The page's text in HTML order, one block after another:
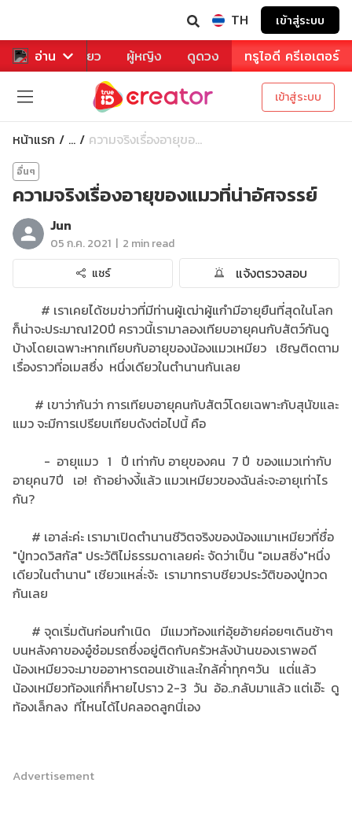
TH เข้าสู่ระบบ
อ่าน
หาร ท่องเที่ยว ผู้หญิง ดูดวง ทรูไอดี ครีเอเตอร์
เข้าสู่ระบบ
หน้าแรก ... ความจริงเรื่องอายุขอ...
อื่นๆ
ความจริงเรื่องอายุของแมวที่น่าอัศจรรย์
Jun
05 ก.ค. 2021 | 2 min read
แชร์
แจ้งตรวจสอบ
# เราเคยได้ชมข่าวที่มีท่านผู้เฒ่าผู้แกำมีอายุยืนที่สุดในโลก
ก็น่าจะประมาณ120ปี คราวนี้เรามาลองเทียบอายุคนกับสัตว์กันดู
บ้างโดยเฉพาะหากเทียบกับอายุของน้องแมวเหมียว เชิญติดตาม
เรื่องราวที่อเมสซึ่ง หนึ่งเดียวในตำนานกันเลย
# เขาว่ากันว่า การเทียบอายุคนกับสัตว์โดยเฉพาะกับสุนัขและ
แมว จะมีการเปรียบเทียบดังต่อไปนี้ คือ
- อายุแมว 1 ปี เท่ากับ อายุของคน 7 ปี ของแมวเท่ากับ
อายุคน7ปี เอ! ถ้าอย่างงี้แล้ว แมวเหมียวของฉันล่ะจะอายุเท่าไร
กัน?
# เอาล่ะค่ะ เรามาเปิดตำนานชีวิตจริงของน้องแมาเหมียวที่ชื่อ
"ปู่ทวดวิสกัส" ประวัติไม่ธรรมดาเลยค่ะ จัดว่าเป็น "อเมสซิ่ง"หนึ่ง
เดียวในตำนาน" เชียวแหล่่ะจ้ะ เรามาทราบชียวประวัติของปู่ทวด
กันเลย
# จุดเริ่มต้นก่อนกำเนิด มีแมวท้องแก่อุ้ยอ้ายค่อยๆเดินช้าๆ
บนหลังคาของอู๋ซ๋อมรถซึ่งอยู่ติดกับครัวหลังบ้านของเราพอดี
น้องเหมียวจะมาขออาหารตอนเช้าและใกล้ค่ำทุกๆวัน แต่่แล้ว
น้องเหมียวท้องแก่ก็หายไปราว 2-3 วัน อ้อ..กลับมาแล้ว แต่เอ๊ะ ดู
ท้องเล็กลง ที่ไหนได้ไปคลอดลูกนี่เอง
Advertisement